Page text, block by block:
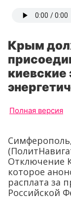
Крым
киевские
Полная версия
Отключение
которое
расплата за
Российской